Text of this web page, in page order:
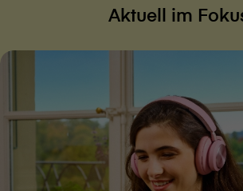
Aktuell im